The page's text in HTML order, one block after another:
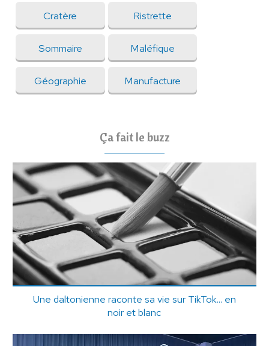
Cratère Ristrette
Sommaire Maléfique
Géographie Manufacture
Ça fait le buzz
Une daltonienne raconte sa vie sur TikTok... en
noir et blanc